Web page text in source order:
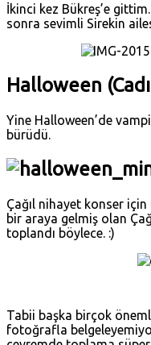
İkinci kez Bükreş’e
sonra sevimli Sirekin
Halloween
Yine Halloween’de
bürüdü.
Çağıl nihayet konser
bir araya gelmiş olan
toplandı böylece. :)
Tabii başka birçok
fotoğrafla